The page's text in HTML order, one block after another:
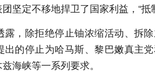
坚定不移地捍卫了国家利益，“抵
露，除拒绝停止铀浓缩活动、拆
的停止为哈马斯、黎巴嫩真主
海峡等一系列要求。